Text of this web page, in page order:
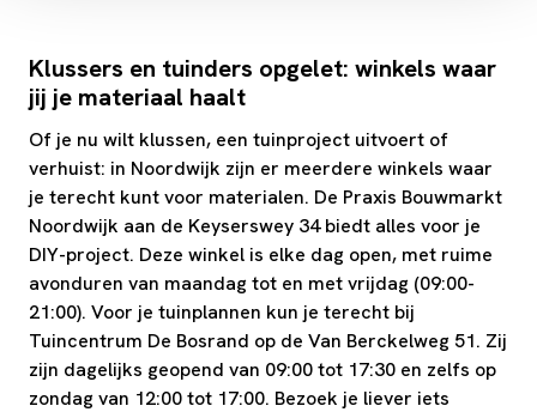
Klussers en tuinders opgelet: winkels waar
jij je materiaal haalt
Of je nu wilt klussen, een tuinproject uitvoert of
verhuist: in Noordwijk zijn er meerdere winkels waar
je terecht kunt voor materialen. De Praxis Bouwmarkt
Noordwijk aan de Keyserswey 34 biedt alles voor je
DIY-project. Deze winkel is elke dag open, met ruime
avonduren van maandag tot en met vrijdag (09:00-
21:00). Voor je tuinplannen kun je terecht bij
Tuincentrum De Bosrand op de Van Berckelweg 51. Zij
zijn dagelijks geopend van 09:00 tot 17:30 en zelfs op
zondag van 12:00 tot 17:00. Bezoek je liever iets